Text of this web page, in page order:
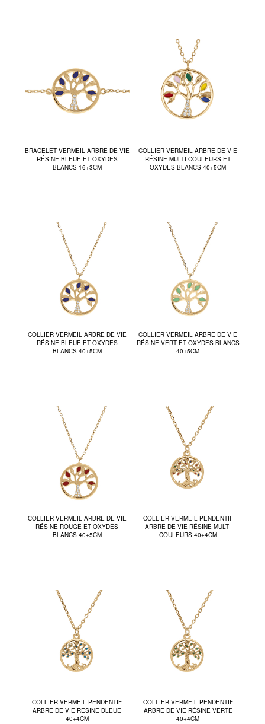
BRACELET VERMEIL ARBRE DE VIE
RÉSINE BLEUE ET OXYDES
BLANCS 16+3CM
COLLIER VERMEIL ARBRE DE VIE
RÉSINE MULTI COULEURS ET
OXYDES BLANCS 40+5CM
COLLIER VERMEIL ARBRE DE VIE
RÉSINE BLEUE ET OXYDES
BLANCS 40+5CM
COLLIER VERMEIL ARBRE DE VIE
RÉSINE VERT ET OXYDES BLANCS
40+5CM
COLLIER VERMEIL ARBRE DE VIE
RÉSINE ROUGE ET OXYDES
BLANCS 40+5CM
COLLIER VERMEIL PENDENTIF
ARBRE DE VIE RÉSINE MULTI
COULEURS 40+4CM
COLLIER VERMEIL PENDENTIF
ARBRE DE VIE RÉSINE BLEUE
40+4CM
COLLIER VERMEIL PENDENTIF
ARBRE DE VIE RÉSINE VERTE
40+4CM